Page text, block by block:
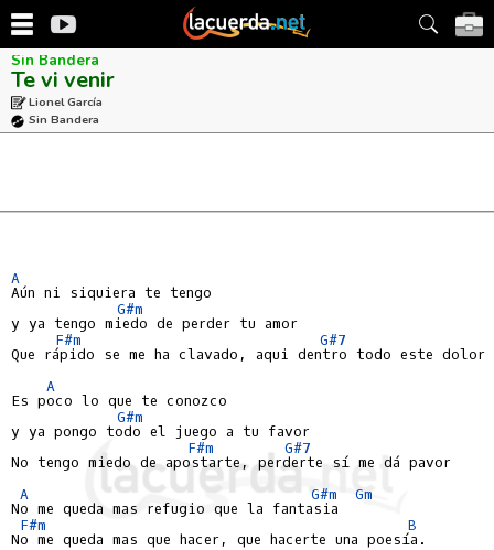
Sin Bandera
Te vi venir
Lionel García
Sin Bandera
A
Aún ni siquiera te tengo
G#m
y ya tengo miedo de perder tu amor
F#m
G#7
Que rápido se me ha clavado, aqui dentro todo este dolor
A
Es poco lo que te conozco
G#m
y ya pongo todo el juego a tu favor
F#m
G#7
No tengo miedo de apostarte, perderte sí me dá pavor
A
G#m
Gm
No me queda mas refugio que la fantasia
F#m
B
No me queda mas que hacer, que hacerte una poesía.